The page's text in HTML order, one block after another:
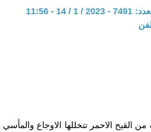
- 11:56
القيح الاحمر تتخللها الاوجاع والمأسي